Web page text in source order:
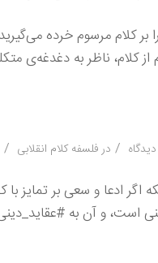
بر کلام مرسوم خرده
کلام، ناظر به دغدغه‌ی
/ در فلسفه کلام انقلابی /
ادعا و سعی بر تمایز
است، و آن به